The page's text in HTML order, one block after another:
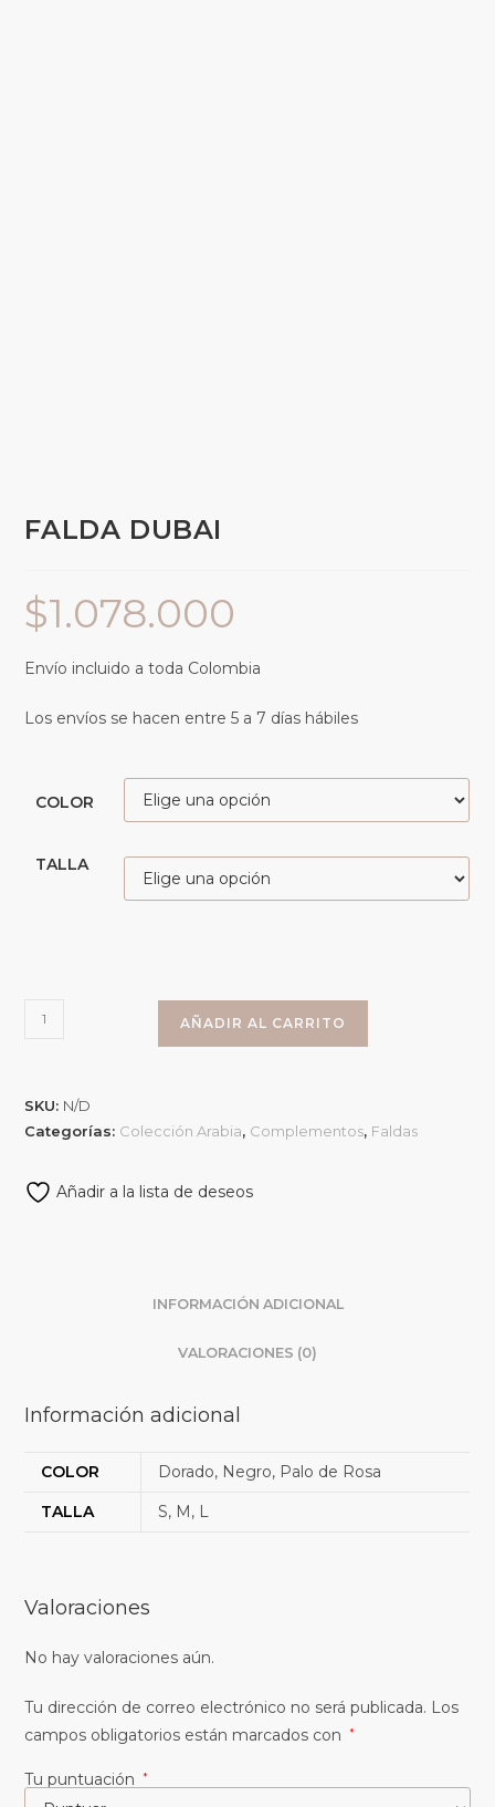
FALDA DUBAI
$1.078.000
Envío incluido a toda Colombia
Los envíos se hacen entre 5 a 7 días hábiles
COLOR
TALLA
AÑADIR AL CARRITO
SKU: N/D
Categorías: Colección Arabia, Complementos, Faldas
Añadir a la lista de deseos
INFORMACIÓN ADICIONAL
VALORACIONES (0)
Información adicional
COLOR
Dorado, Negro, Palo de Rosa
TALLA
S, M, L
Valoraciones
No hay valoraciones aún.
Tu dirección de correo electrónico no será publicada. Los
campos obligatorios están marcados con
*
Tu puntuación *